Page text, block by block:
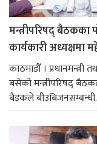
मन्त्रीपरिषद् बैठकका
कार्यकारी अध्यक्षमा
काठमाडौँ । प्रधानमन्त्री
बसेको मन्त्रीपरिषद्
बैडकले